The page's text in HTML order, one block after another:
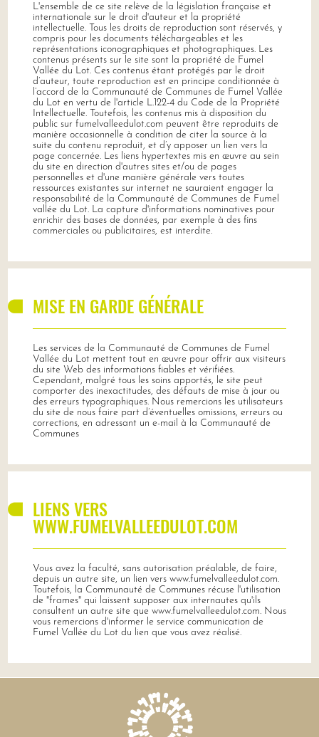
L'ensemble de ce site relève de la législation française et
internationale sur le droit d'auteur et la propriété
intellectuelle. Tous les droits de reproduction sont réservés, y
compris pour les documents téléchargeables et les
représentations iconographiques et photographiques. Les
contenus présents sur le site sont la propriété de Fumel
Vallée du Lot. Ces contenus étant protégés par le droit
d’auteur, toute reproduction est en principe conditionnée à
l’accord de la Communauté de Communes de Fumel Vallée
du Lot en vertu de l'article L.122-4 du Code de la Propriété
Intellectuelle. Toutefois, les contenus mis à disposition du
public sur fumelvalleedulot.com peuvent être reproduits de
manière occasionnelle à condition de citer la source à la
suite du contenu reproduit, et d’y apposer un lien vers la
page concernée. Les liens hypertextes mis en œuvre au sein
du site en direction d'autres sites et/ou de pages
personnelles et d'une manière générale vers toutes
ressources existantes sur internet ne sauraient engager la
responsabilité de la Communauté de Communes de Fumel
vallée du Lot. La capture d'informations nominatives pour
enrichir des bases de données, par exemple à des fins
commerciales ou publicitaires, est interdite.
MISE EN GARDE GÉNÉRALE
Les services de la Communauté de Communes de Fumel
Vallée du Lot mettent tout en œuvre pour offrir aux visiteurs
du site Web des informations fiables et vérifiées.
Cependant, malgré tous les soins apportés, le site peut
comporter des inexactitudes, des défauts de mise à jour ou
des erreurs typographiques. Nous remercions les utilisateurs
du site de nous faire part d’éventuelles omissions, erreurs ou
corrections, en adressant un e-mail à la Communauté de
Communes
LIENS VERS
WWW.FUMELVALLEEDULOT.COM
Vous avez la faculté, sans autorisation préalable, de faire,
depuis un autre site, un lien vers www.fumelvalleedulot.com.
Toutefois, la Communauté de Communes récuse l'utilisation
de "frames" qui laissent supposer aux internautes qu'ils
consultent un autre site que www.fumelvalleedulot.com. Nous
vous remercions d'informer le service communication de
Fumel Vallée du Lot du lien que vous avez réalisé.